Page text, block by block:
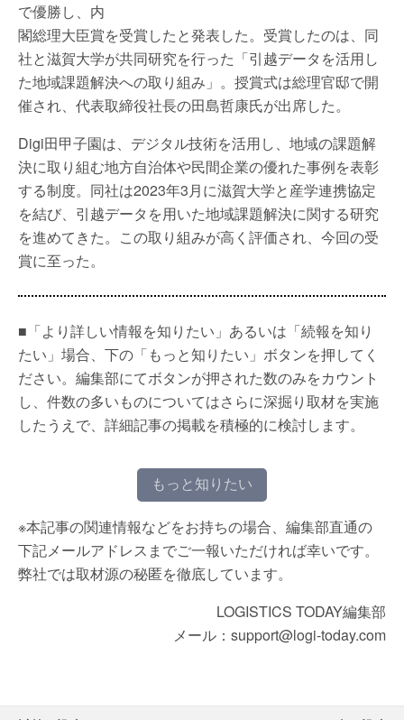
で優勝し、内
閣総理大臣賞を受賞したと発表した。受賞したのは、同
社と滋賀大学が共同研究を行った「引越データを活用し
た地域課題解決への取り組み」。授賞式は総理官邸で開
催され、代表取締役社長の田島哲康氏が出席した。
Digi田甲子園は、デジタル技術を活用し、地域の課題解
決に取り組む地方自治体や民間企業の優れた事例を表彰
する制度。同社は2023年3月に滋賀大学と産学連携協定
を結び、引越データを用いた地域課題解決に関する研究
を進めてきた。この取り組みが高く評価され、今回の受
賞に至った。
■「より詳しい情報を知りたい」あるいは「続報を知り
たい」場合、下の「もっと知りたい」ボタンを押してく
ださい。編集部にてボタンが押された数のみをカウント
し、件数の多いものについてはさらに深掘り取材を実施
したうえで、詳細記事の掲載を積極的に検討します。
もっと知りたい
※本記事の関連情報などをお持ちの場合、編集部直通の
下記メールアドレスまでご一報いただければ幸いです。
弊社では取材源の秘匿を徹底しています。
LOGISTICS TODAY編集部
メール：support@logi-today.com